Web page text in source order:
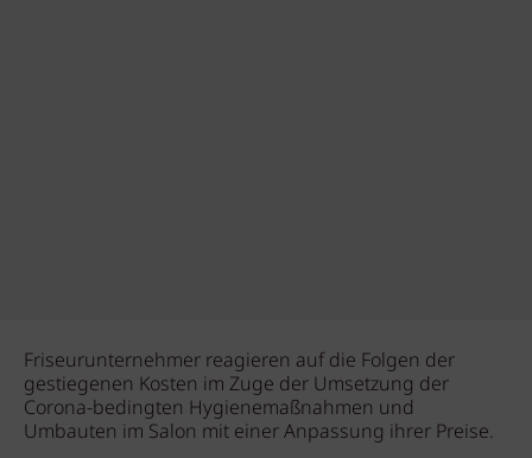
Friseurunternehmer reagieren auf die Folgen der
gestiegenen Kosten im Zuge der Umsetzung der
Corona-bedingten Hygienemaßnahmen und
Umbauten im Salon mit einer Anpassung ihrer Preise.